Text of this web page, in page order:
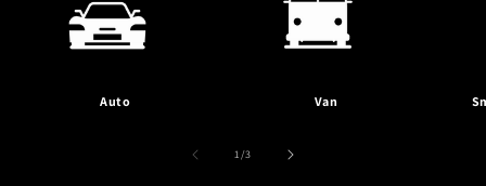
Auto Van
1/von
3